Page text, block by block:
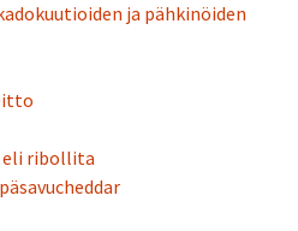
ja pähkinöiden
eli ribollita